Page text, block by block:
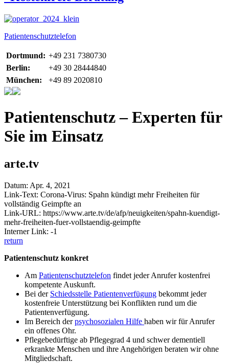
Patientenschutztelefon
Dortmund: +49 231 7380730
Berlin:
+49 30 28444840
München:
+49 89 2020810
Patientenschutz – Experten für
Sie im Einsatz
arte.tv
Datum: Apr. 4, 2021
Link-Text: Corona-Virus: Spahn kündigt mehr Freiheiten für
vollständig Geimpfte an
Link-URL: https://www.arte.tv/de/afp/neuigkeiten/spahn-kuendigt-
mehr-freiheiten-fuer-vollstaendig-geimpfte
Interner Link: -1
return
Patientenschutz konkret
Am Patientenschutztelefon findet jeder Anrufer kostenfrei
kompetente Auskunft.
Bei der Schiedsstelle Patientenverfügung bekommt jeder
kostenfreie Unterstützung bei Konflikten rund um die
Patientenverfügung.
Im Bereich derpsychosozialen Hilfe haben wir für Anrufer
ein offenes Ohr.
Pflegebedürftige ab Pflegegrad 4 und schwer dementiell
erkrankte Menschen und ihre Angehörigen beraten wir ohne
Mitgliedschaft.